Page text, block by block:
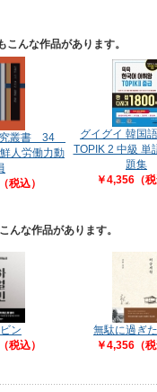
んな作品があります。
究叢書 34
人労働力動
税込）
グイグイ 韓国
TOPIK 2 中級 単
題集
￥4,356（税
んな作品があります。
ン
税込）
無駄に過ぎ
￥4,356（税